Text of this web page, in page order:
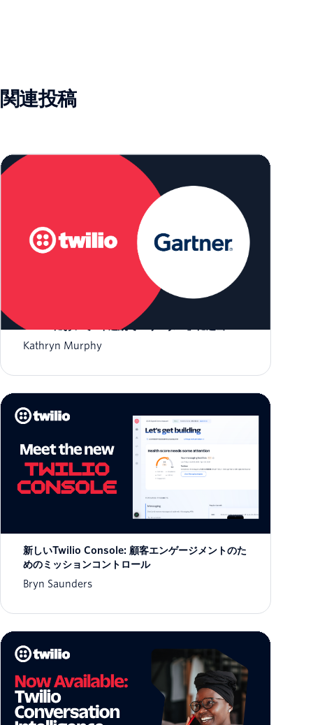
関連投稿
Twilio、2026 Gartner® Magic Quadrant™ for
CPaaSにおいて4年連続で「リーダー」に選出
Kathryn Murphy
新しいTwilio Console: 顧客エンゲージメントのた
めのミッションコントロール
Bryn Saunders